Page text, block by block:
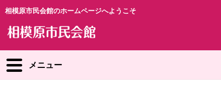
相模原市民会館のホームページへようこそ
メニュー